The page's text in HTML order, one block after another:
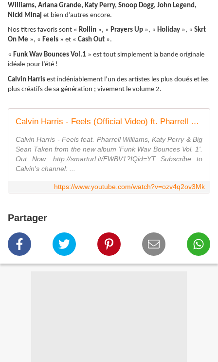
Williams, Ariana Grande, Katy Perry, Snoop Dogg, John Legend,
Nicki Minaj et bien d’autres encore.
Nos titres favoris sont « Rollin », « Prayers Up », « Holiday », « Skrt
On Me », « Feels » et « Cash Out ».
« Funk Wav Bounces Vol.1 » est tout simplement la bande originale
idéale pour l’été !
Calvin Harris est indéniablement l’un des artistes les plus doués et les
plus créatifs de sa génération ; vivement le volume 2.
Calvin Harris - Feels (Official Video) ft. Pharrell Williams, Katy Perry, Big Sean
Calvin Harris - Feels feat. Pharrell Williams, Katy Perry & Big
Sean Taken from the new album 'Funk Wav Bounces Vol. 1'.
Out Now: http://smarturl.it/FWBV1?IQid=YT Subscribe to
Calvin's channel: ...
https://www.youtube.com/watch?v=ozv4q2ov3Mk
Partager